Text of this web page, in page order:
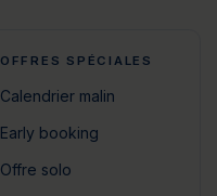
OFFRES SPÉCIALES
Calendrier malin
Early booking
Offre solo